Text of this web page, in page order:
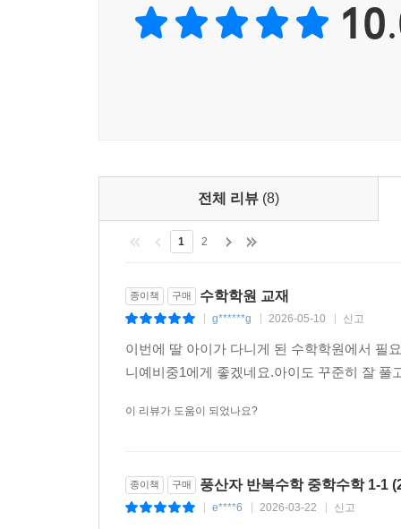
전체 리뷰 (8)
1 2
종이책 구매 수학학원 교재
g******g 2026-05-10 신고
이번에 딸 아이가 다니게 된 수학학원에서 필
니예비중1에게 좋겠네요.아이도 꾸준히 잘
이 리뷰가 도움이 되었나요?
종이책 구매 풍산자 반복수학 중학수학 1-1
e****6 2026-03-22 신고